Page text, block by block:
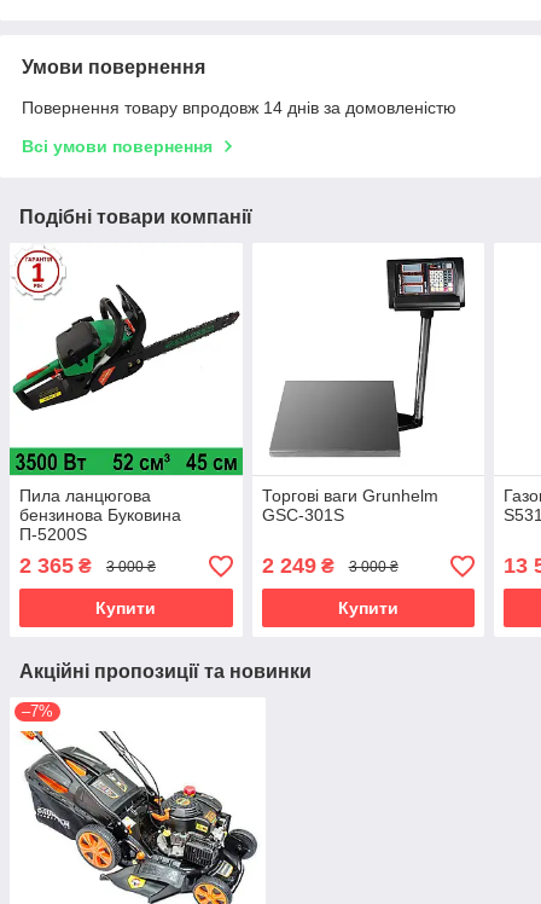
Умови повернення
Повернення товару впродовж 14 днів за домовленістю
Всі умови повернення
Подібні товари компанії
Пила ланцюгова
бензинова Буковина
П-5200S
2 365 ₴ 3 000 ₴
Купити
Торгові ваги Grunhelm
GSC-301S
2 249₴ 3 000 ₴
Купити
13
Акційні пропозиції та новинки
–7%